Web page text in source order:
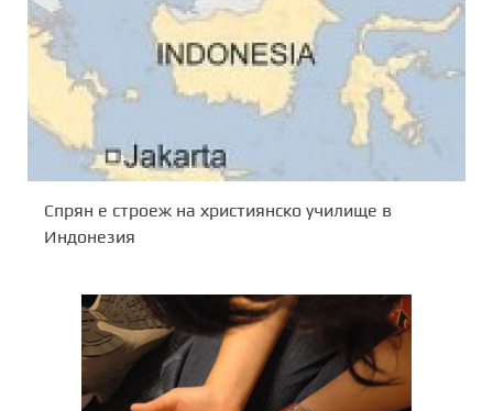
Спрян е строеж на християнско училище в
Индонезия